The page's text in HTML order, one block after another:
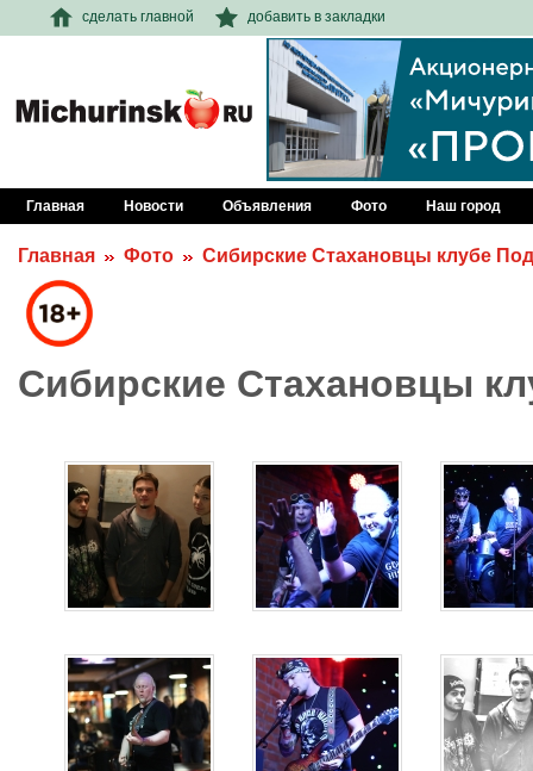
сделать главной добавить в закладки
Главная Новости Объявления Фото Наш город
Главная Фото Сибирские Стахановцы клубе
Сибирские Стахановцы